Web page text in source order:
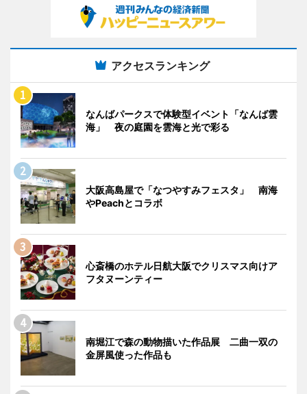
アクセスランキング
なんばパークスで体験型イベント「なんば雲
海」 夜の庭園を雲海と光で彩る
大阪高島屋で「なつやすみフェスタ」 南海
やPeachとコラボ
心斎橋のホテル日航大阪でクリスマス向けア
フタヌーンティー
南堀江で森の動物描いた作品展 二曲一双の
金屏風使った作品も